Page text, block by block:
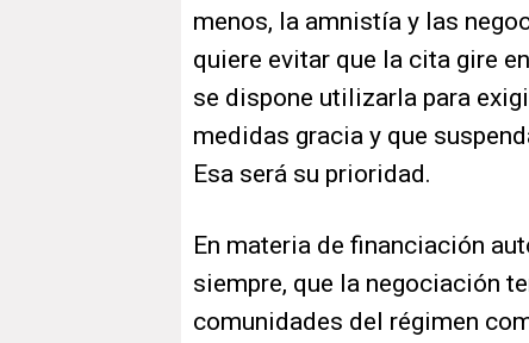
menos, la amnistía y las
quiere evitar que la cita gire
se dispone utilizarla para
medidas gracia y que
Esa será su prioridad.
En materia de financiación
siempre, que la negociación
comunidades del régimen